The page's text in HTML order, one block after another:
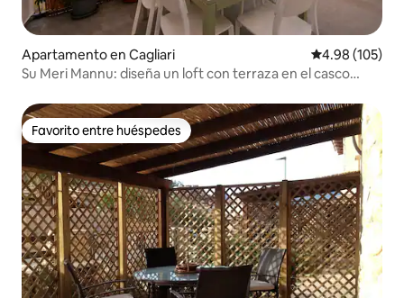
Apartamento en Cagliari Calificación
4.98 (105)
Su Meri Mannu: diseña un loft con terraza en el casco
Favorito entre huéspedes
Favorito entre huéspedes